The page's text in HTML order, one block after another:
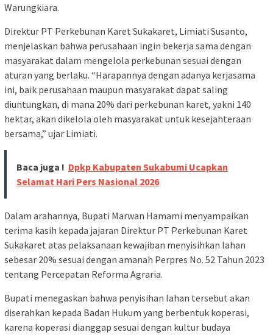
Warungkiara.
Direktur PT Perkebunan Karet Sukakaret, Limiati Susanto,
menjelaskan bahwa perusahaan ingin bekerja sama dengan
masyarakat dalam mengelola perkebunan sesuai dengan
aturan yang berlaku. “Harapannya dengan adanya kerjasama
ini, baik perusahaan maupun masyarakat dapat saling
diuntungkan, di mana 20% dari perkebunan karet, yakni 140
hektar, akan dikelola oleh masyarakat untuk kesejahteraan
bersama,” ujar Limiati.
Baca juga ! Dpkp Kabupaten Sukabumi Ucapkan
Selamat Hari Pers Nasional 2026
Dalam arahannya, Bupati Marwan Hamami menyampaikan
terima kasih kepada jajaran Direktur PT Perkebunan Karet
Sukakaret atas pelaksanaan kewajiban menyisihkan lahan
sebesar 20% sesuai dengan amanah Perpres No. 52 Tahun 2023
tentang Percepatan Reforma Agraria.
Bupati menegaskan bahwa penyisihan lahan tersebut akan
diserahkan kepada Badan Hukum yang berbentuk koperasi,
karena koperasi dianggap sesuai dengan kultur budaya